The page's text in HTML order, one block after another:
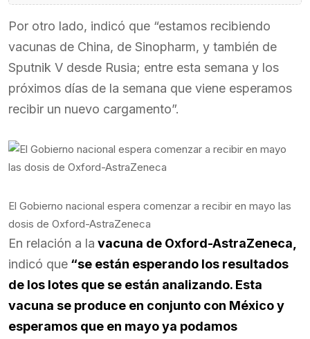
Por otro lado, indicó que “estamos recibiendo
vacunas de China, de Sinopharm, y también de
Sputnik V desde Rusia; entre esta semana y los
próximos días de la semana que viene esperamos
recibir un nuevo cargamento”.
El Gobierno nacional espera comenzar a recibir en mayo las
dosis de Oxford-AstraZeneca
En relación a la vacuna de Oxford-AstraZeneca,
indicó que “se están esperando los resultados
de los lotes que se están analizando. Esta
vacuna se produce en conjunto con México y
esperamos que en mayo ya podamos